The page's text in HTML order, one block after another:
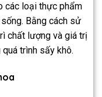
các loại thực phẩm
Bằng cách sử
chất lượng và giá trị
trình sấy khô.